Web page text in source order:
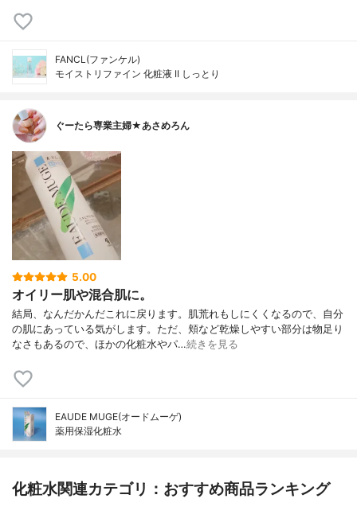
FANCL(ファンケル)
モイストリファイン 化粧液 II しっとり
ぐーたら専業主婦★あさめろん
5.00
オイリー肌や混合肌に。
結局、なんだかんだこれに戻ります。肌荒れもしにくくなるので、自分
の肌にあっている気がします。ただ、頬など乾燥しやすい部分は物足り
なさもあるので、ほかの化粧水やパ…続きを見る
EAUDE MUGE(オードムーゲ)
薬用保湿化粧水
化粧水関連カテゴリ：おすすめ商品ランキング